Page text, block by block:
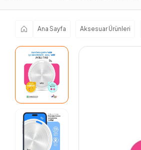
Ana Sayfa Aksesuar Ürünleri